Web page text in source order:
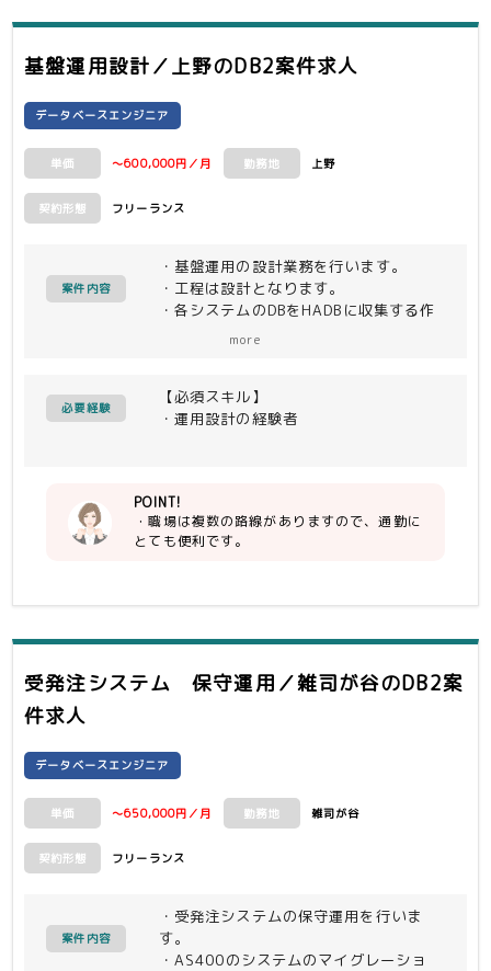
基盤運用設計／上野のDB2案件求人
データベースエンジニア
単価 ～600,000円／月 勤務地 上野
契約形態 フリーランス
案件内容
・基盤運用の設計業務を行います。
・工程は設計となります。
・各システムのDBをHADBに収集する作
・Oracle、SQL Server、DB2
・HLUFT、FTP
more
必要経験
【必須スキル】
・運用設計の経験者
POINT!
・職場は複数の路線がありますので、通勤に
とても便利です。
受発注システム 保守運用／雑司が谷のDB2案
件求人
データベースエンジニア
単価 ～650,000円／月 勤務地 雑司が谷
契約形態 フリーランス
案件内容
・受発注システムの保守運用を行いま
す。
・AS400のシステムのマイグレーショ